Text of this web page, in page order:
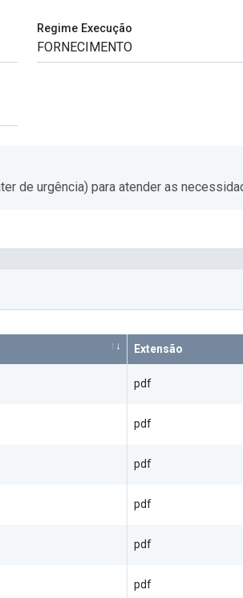
Regime Execução
de urgência) para atender as
Extensão
pdf
pdf
pdf
pdf
pdf
pdf